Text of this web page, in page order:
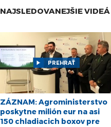
NAJSLEDOVANEJŠIE VIDEÁ
PREHRAŤ
ZÁZNAM: Agroministerstvo
poskytne milión eur na asi
150 chladiacich boxov pre